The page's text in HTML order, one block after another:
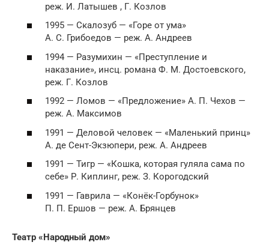
реж. И. Латышев , Г. Козлов
1995 — Скалозуб — «Горе от ума»
А. С. Грибоедов — реж. А. Андреев
1994 — Разумихин — «Преступление и
наказание», инсц. романа Ф. М. Достоевского,
реж. Г. Козлов
1992 — Ломов — «Предложение» А. П. Чехов —
реж. А. Максимов
1991 — Деловой человек — «Маленький принц»
А. де Сент-Экзюпери, реж. А. Андреев
1991 — Тигр — «Кошка, которая гуляла сама по
себе» Р. Киплинг, реж. З. Корогодский
1991 — Гаврила — «Конёк-Горбунок»
П. П. Ершов — реж. А. Брянцев
Театр «Народный дом»